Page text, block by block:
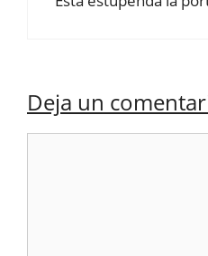
Deja un